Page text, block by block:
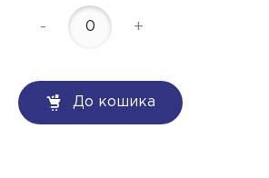
- +
До кошика